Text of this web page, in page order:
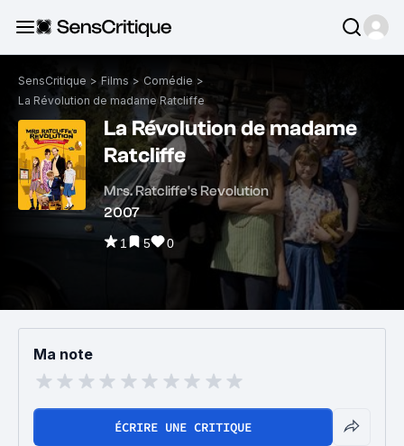
SensCritique > Films > Comédie >
La Révolution de madame Ratcliffe
La Révolution de madame
Ratcliffe
Mrs. Ratcliffe's Revolution
2007
1 5 0
Ma note
ÉCRIRE UNE CRITIQUE